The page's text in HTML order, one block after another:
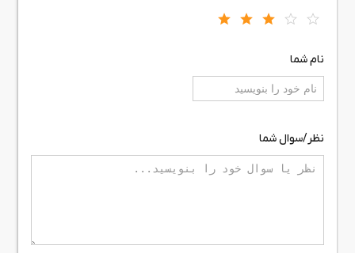
نام شما
نظر/سوال شما